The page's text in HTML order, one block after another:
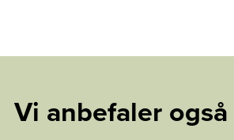
Vi anbefaler også